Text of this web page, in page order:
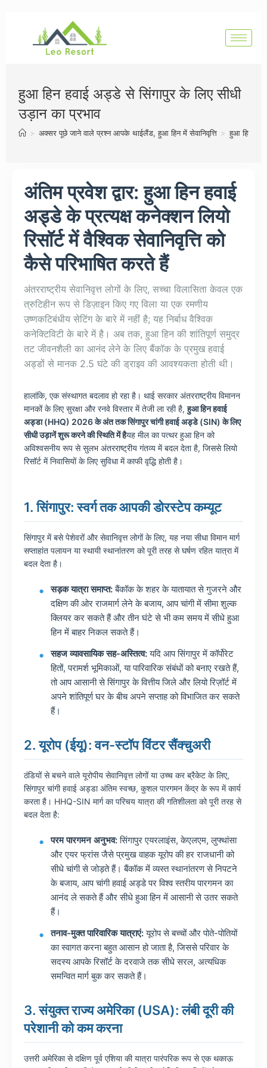
हुआ हिन हवाई अड्डे से सिंगापुर के लिए सीधी
उड़ान का प्रभाव
> अक्सर पूछे जाने वाले प्रश्न आपके थाईलैंड, हुआ हिन में सेवानिवृत्ति > हुआ हिन
अंतिम प्रवेश द्वार: हुआ हिन हवाई
अड्डे के प्रत्यक्ष कनेक्शन लियो
रिसॉर्ट में वैश्विक सेवानिवृत्ति को
कैसे परिभाषित करते हैं
अंतरराष्ट्रीय सेवानिवृत्त लोगों के लिए, सच्चा विलासिता केवल एक
त्रुटिहीन रूप से डिज़ाइन किए गए विला या एक रमणीय
उष्णकटिबंधीय सेटिंग के बारे में नहीं है; यह निर्बाध वैश्विक
कनेक्टिविटी के बारे में है। अब तक, हुआ हिन की शांतिपूर्ण समुद्र
तट जीवनशैली का आनंद लेने के लिए बैंकॉक के प्रमुख हवाई
अड्डों से मानक 2.5 घंटे की ड्राइव की आवश्यकता होती थी।
हालांकि, एक संस्थागत बदलाव हो रहा है। थाई सरकार अंतरराष्ट्रीय विमानन
मानकों के लिए सुरक्षा और रनवे विस्तार में तेजी ला रही है,हुआ हिन हवाई
अड्डा (HHQ) 2026 के अंत तक सिंगापुर चांगी हवाई अड्डे (SIN) के लिए
सीधी उड़ानें शुरू करने की स्थिति में हैयह मील का पत्थर हुआ हिन को
अविश्वसनीय रूप से सुलभ अंतरराष्ट्रीय गंतव्य में बदल देता है, जिससे लियो
रिसॉर्ट में निवासियों के लिए सुविधा में काफी वृद्धि होती है।
1. सिंगापुर: स्वर्ग तक आपकी डोरस्टेप कम्यूट
सिंगापुर में बसे पेशेवरों और सेवानिवृत्त लोगों के लिए, यह नया सीधा विमान मार्ग
सप्ताहांत पलायन या स्थायी स्थानांतरण को पूरी तरह से घर्षण रहित यात्रा में
बदल देता है।
सड़क यात्रा समाप्त:बैंकॉक के शहर के यातायात से गुजरने और
दक्षिण की ओर राजमार्ग लेने के बजाय, आप चांगी में सीमा शुल्क
क्लियर कर सकते हैं और तीन घंटे से भी कम समय में सीधे हुआ
हिन में बाहर निकल सकते हैं।
सहज व्यावसायिक सह-अस्तित्व:यदि आप सिंगापुर में कॉर्पोरेट
हितों, परामर्श भूमिकाओं, या पारिवारिक संबंधों को बनाए रखते हैं,
तो आप आसानी से सिंगापुर के वित्तीय जिले और लियो रिज़ॉर्ट में
अपने शांतिपूर्ण घर के बीच अपने सप्ताह को विभाजित कर सकते
हैं।
2. यूरोप (ईयू): वन-स्टॉप विंटर सैंक्चुअरी
ठंडियों से बचने वाले यूरोपीय सेवानिवृत्त लोगों या उच्च कर ब्रैकेट के लिए,
सिंगापुर चांगी हवाई अड्डा अंतिम स्वच्छ, कुशल पारगमन केंद्र के रूप में कार्य
करता है। HHQ-SIN मार्ग का परिचय यात्रा की गतिशीलता को पूरी तरह से
बदल देता है:
परम पारगमन अनुभव:सिंगापुर एयरलाइंस, केएलएम, लुफ्थांसा
और एयर फ्रांस जैसे प्रमुख वाहक यूरोप की हर राजधानी को
सीधे चांगी से जोड़ते हैं। बैंकॉक में व्यस्त स्थानांतरण से निपटने
के बजाय, आप चांगी हवाई अड्डे पर विश्व स्तरीय पारगमन का
आनंद ले सकते हैं और सीधे हुआ हिन में आसानी से उतर सकते
हैं।
तनाव-मुक्त पारिवारिक यात्राएं:यूरोप से बच्चों और पोते-पोतियों
का स्वागत करना बहुत आसान हो जाता है, जिससे परिवार के
सदस्य आपके रिसॉर्ट के दरवाजे तक सीधे सरल, अत्यधिक
समन्वित मार्ग बुक कर सकते हैं।
3. संयुक्त राज्य अमेरिका (USA): लंबी दूरी की
परेशानी को कम करना
उत्तरी अमेरिका से दक्षिण पूर्व एशिया की यात्रा पारंपरिक रूप से एक थकाऊ